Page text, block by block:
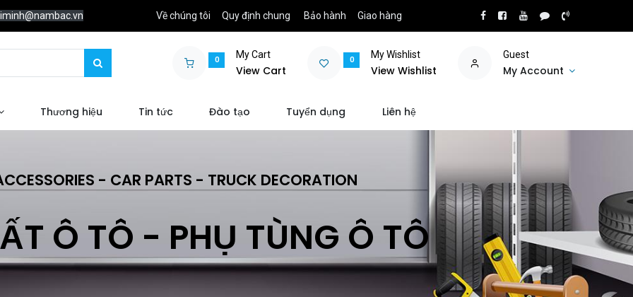
Về chúng tôi Quy định chung Bảo hành Giao hàng
0 My Cart
View Cart
0 My Wishlist
View Wishlist
Guest
My Account
Thương hiệu Tin tức Đào tạo Tuyển dụng Liên hệ
- CAR PARTS - TRUCK DECORATION
Ô TÔ - PHỤ TÙNG Ô TÔ